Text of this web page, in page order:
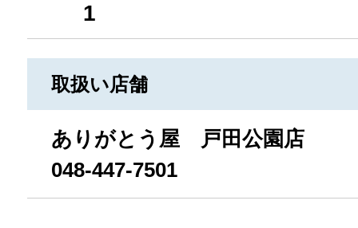
1
取扱い店舗
ありがとう屋 戸田公園店
048-447-7501